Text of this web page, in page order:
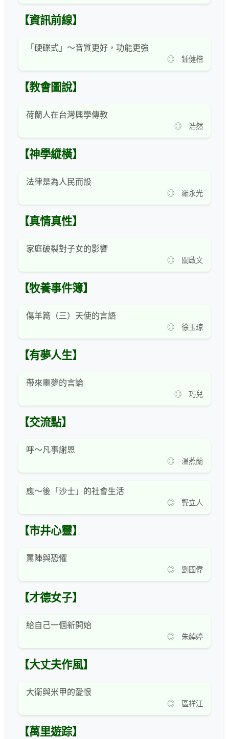
【資訊前線】
「硬碟式」～音質更好，功能更強
◎ 鍾健楷
【教會圖說】
荷蘭人在台灣興學傳教
◎ 浩然
【神學縱橫】
法律是為人民而設
◎ 羅永光
【真情真性】
家庭破裂對子女的影響
◎ 關啟文
【牧養事件簿】
傷羊篇（三）天使的言語
◎ 徐玉琼
【有夢人生】
帶來噩夢的言論
◎ 巧兒
【交流點】
呼～凡事謝恩
◎ 溫燕蘭
應～後「沙士」的社會生活
◎ 龔立人
【市井心靈】
罵陣與恐懼
◎ 劉國偉
【才德女子】
給自己一個新開始
◎ 朱綽婷
【大丈夫作風】
大衛與米甲的愛恨
◎ 區祥江
【萬里遊踪】